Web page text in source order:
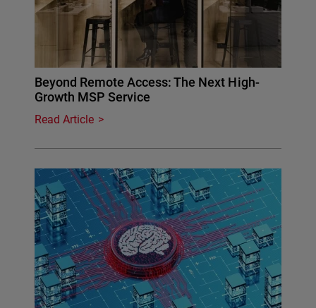
Beyond Remote Access: The Next High-
Growth MSP Service
Read Article